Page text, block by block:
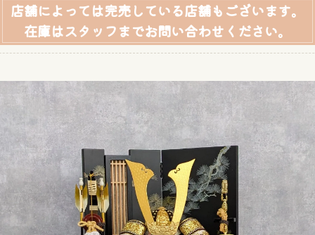
店舗によっては完売している店舗もございます。
在庫はスタッフまでお問い合わせください。